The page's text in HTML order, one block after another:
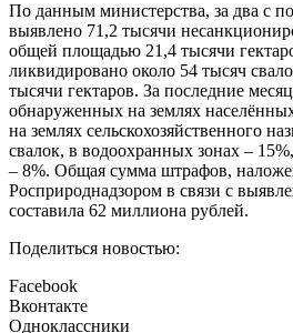
По данным министерства, за два с
выявлено 71,2 тысячи
общей площадью 21,4 тысячи
ликвидировано около 54 тысяч
тысячи гектаров. За последние
обнаруженных на землях
на землях сельскохозяйственного
свалок, в водоохранных зонах –
– 8%. Общая сумма штрафов,
Росприроднадзором в связи с
составила 62 миллиона рублей.
Поделиться новостью:
Facebook
Вконтакте
Одноклассники